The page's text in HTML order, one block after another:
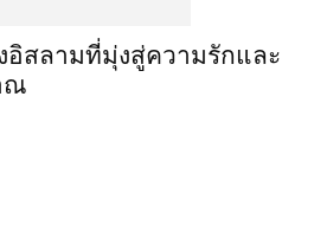
สลามที่มุ่งสู่ความรักและ
ณ